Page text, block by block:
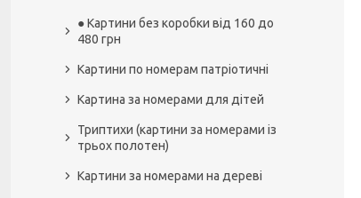
● Картини без коробки від 160 до
480 грн
Картини по номерам патріотичні
Картина за номерами для дітей
Триптихи (картини за номерами із
трьох полотен)
Картини за номерами на дереві